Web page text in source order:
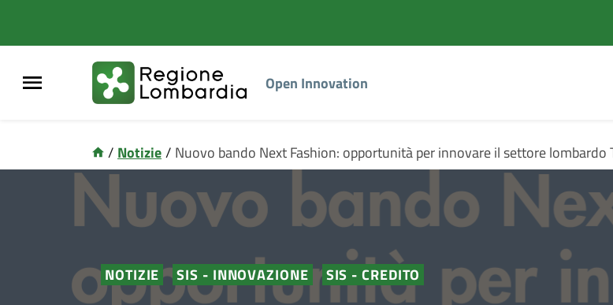
contenuto
footer
Open Innovation
/ Notizie/ Nuovo bando Next Fashion: opportunità per innovare il settore lombardo
NOTIZIE SIS - INNOVAZIONE SIS - CREDITO